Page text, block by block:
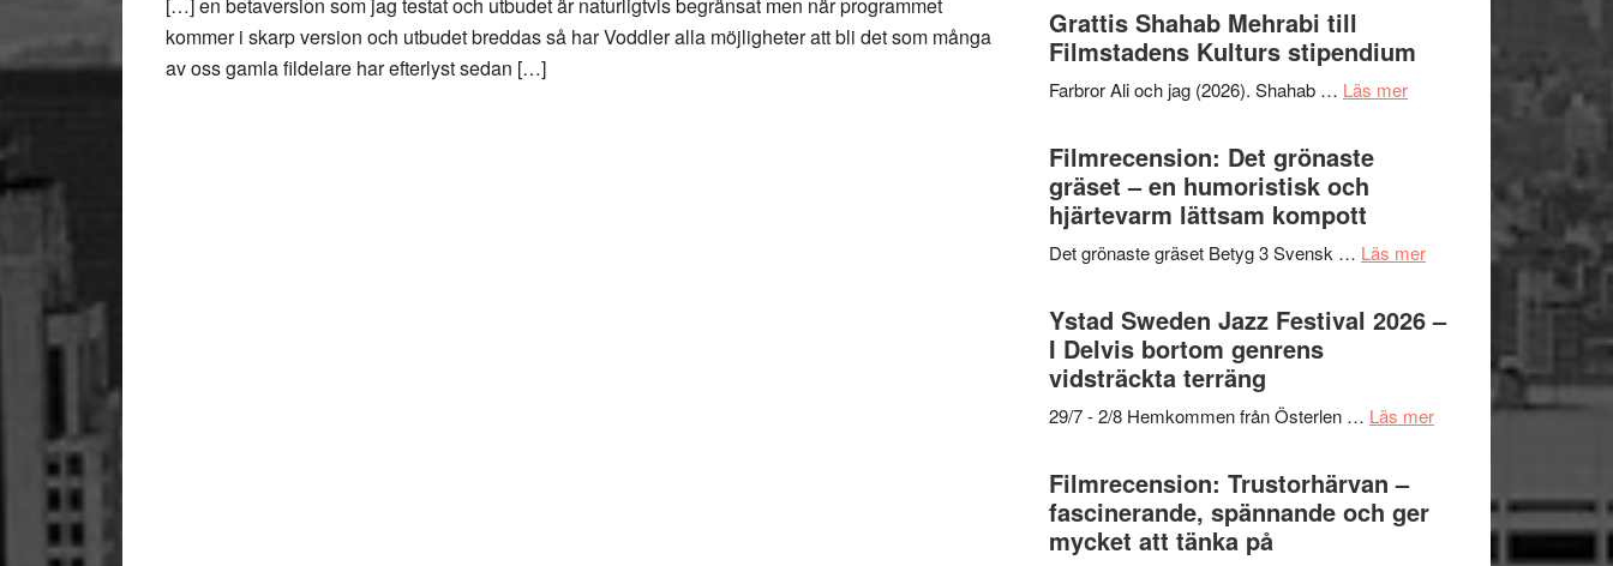
kommer i skarp version och utbudet breddas så har Voddler alla möjligheter att bli det som många
av oss gamla fildelare har efterlyst sedan […]
I
Want
to
Believe
Vrach
Frankenshtey
–
med
Mulder
och
presenterar
19
Grattis Shahab Mehrabi till
Filmstadens Kulturs stipendium
Farbror Ali och jag (2026). Shahab … Läs merom
Kulturs
Filmrecension: Det grönaste
gräset – en humoristisk och
hjärtevarm lättsam kompott
Det grönaste gräset Betyg 3 Svensk … Läs merom
en
hjärtevarm
Ystad Sweden Jazz Festival 2026 –
I Delvis bortom genrens
vidsträckta terräng
29/7 - 2/8 Hemkommen från Österlen … Läs merom
Festival
Filmrecension: Trustorhärvan –
fascinerande, spännande och ger
mycket att tänka på